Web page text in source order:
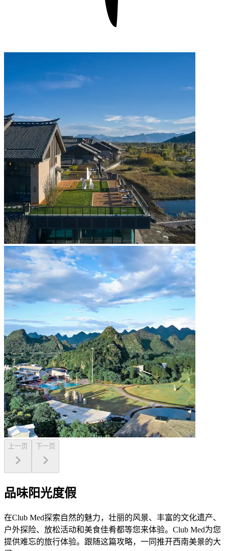
上一页 下一页
品味阳光度假
在Club Med探索自然的魅力，壮丽的风景、丰富的文化遗产、
户外探险、放松活动和美食佳肴都等您来体验。Club Med为您
提供难忘的旅行体验。跟随这篇攻略，一同推开西南美景的大